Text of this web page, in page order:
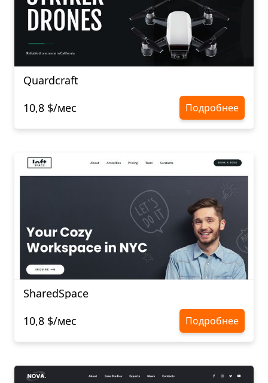
Quardcraft
10,8 $/мес
Подробнее
SharedSpace
10,8 $/мес
Подробнее